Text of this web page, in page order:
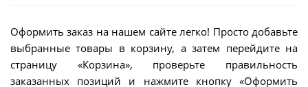
Оформить заказ на нашем сайте легко! Просто добавьте
выбранные товары в корзину, а затем перейдите на
страницу «Корзина», проверьте правильность
заказанных позиций и нажмите кнопку «Оформить